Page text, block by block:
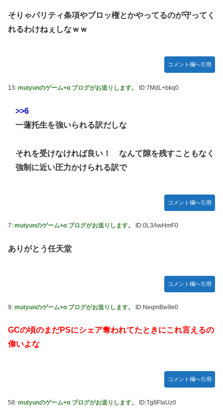
そりゃパリティ条項やブロッ権とかやってるのが守ってく
れるわけねぇしなｗｗ
コメント欄へ引用
13: mutyunのゲーム+α ブログがお送りします。 ID:7MdL+bkq0
>>6
一蓮托生を強いられる訳だしな
それを受けなければ良い！ なんて隙を残すこともなく
強制に近い圧力かけられる訳で
コメント欄へ引用
7: mutyunのゲーム+α ブログがお送りします。 ID:0L3AwHmF0
ありがとう任天堂
コメント欄へ引用
9: mutyunのゲーム+α ブログがお送りします。 ID:NeqmBw9e0
GCの頃のまだPSにシェア奪われてたときにこれ言えるの
偉いよな
コメント欄へ引用
58: mutyunのゲーム+α ブログがお送りします。 ID:Tg8FIaUz0